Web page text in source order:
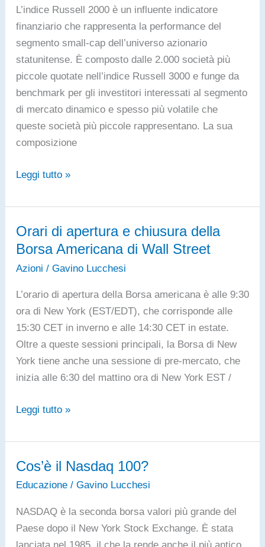
azioni
Berkshire
Hathaway
di
classe
A
e
di
classe
L’indice Russell 2000 è un influente indicatore
finanziario che rappresenta la performance del
segmento small-cap dell’universo azionario
statunitense. È composto dalle 2.000 società più
piccole quotate nell’indice Russell 3000 e funge da
benchmark per gli investitori interessati al segmento
di mercato dinamico e spesso più volatile che
queste società più piccole rappresentano. La sua
composizione
Cos’è
Russell
2000
Leggi tutto »
Orari di apertura e chiusura della
Borsa Americana di Wall Street
Azioni / Gavino Lucchesi
L’orario di apertura della Borsa americana è alle 9:30
ora di New York (EST/EDT), che corrisponde alle
15:30 CET in inverno e alle 14:30 CET in estate.
Oltre a queste sessioni principali, la Borsa di New
York tiene anche una sessione di pre-mercato, che
inizia alle 6:30 del mattino ora di New York EST /
Orari
apertura
e
chiusura
della
Borsa
Americana
di
Leggi tutto »
Cos’è il Nasdaq 100?
Educazione/ Gavino Lucchesi
NASDAQ è la seconda borsa valori più grande del
Paese dopo il New York Stock Exchange. È stata
lanciata nel 1985, il che la rende anche il più antico